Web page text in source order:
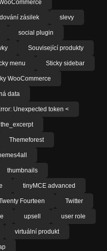
zásilek slevy
social plugin
Související produkty
menu Sticky sidebar
WooCommerce
data
Unexpected token <
the_excerpt
Themeforest
thumbnails
tinyMCE advanced
Fourteen Twitter
upsell user role
virtuální produkt